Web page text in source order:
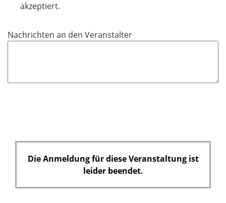
l
h
akzeptiert.
Nachrichten an den Veranstalter
Die Anmeldung für diese Veranstaltung ist
leider beendet.